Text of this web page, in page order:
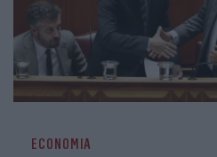
ECONOMIA